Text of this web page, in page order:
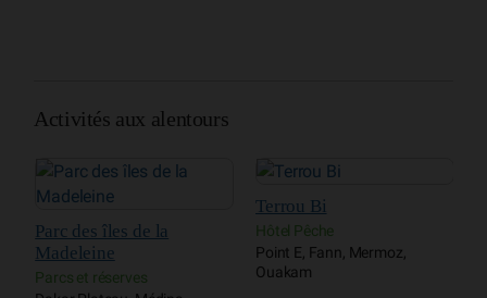
Activités aux alentours
Parc des îles de la
Madeleine
Parcs et réserves
Terrou Bi
Hôtel Pêche
Point E, Fann, Mermoz,
Ouakam